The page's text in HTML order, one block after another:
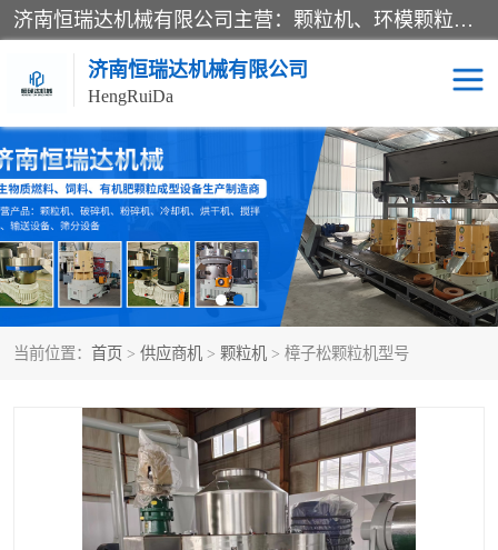
济南恒瑞达机械有限公司主营：颗粒机、环模颗粒机、平模颗粒机、粉碎机、滚筒筛分机、冷却机、颗粒燃烧机、生物质颗粒机、木屑颗粒机、秸秆颗粒机、饲料颗粒机、燃料颗粒机、木材粉碎机、秸秆粉碎机、饲料粉碎机、颗粒冷却机、锯末滚筒筛、锤片粉碎机、滚筒筛、搅拌机等产品。
济南恒瑞达机械有限公司
HengRuiDa
当前位置： 首页 > 供应商机 > 颗粒机 > 樟子松颗粒机型号
颗粒机 环模颗粒机
平模颗粒机 生物质颗粒机
秸秆颗粒机 饲料颗粒机
燃料颗粒机 木屑颗粒机
粉碎机 秸秆粉碎机
木材粉碎机 锤片粉碎机
冷却机